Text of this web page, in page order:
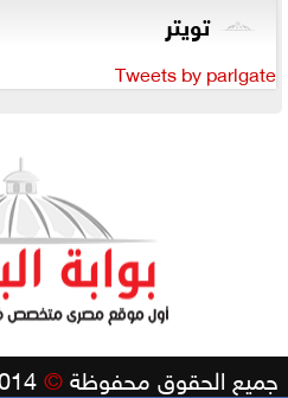
تويتر
Tweets by parlgate
جميع الحقوق محفوظة©